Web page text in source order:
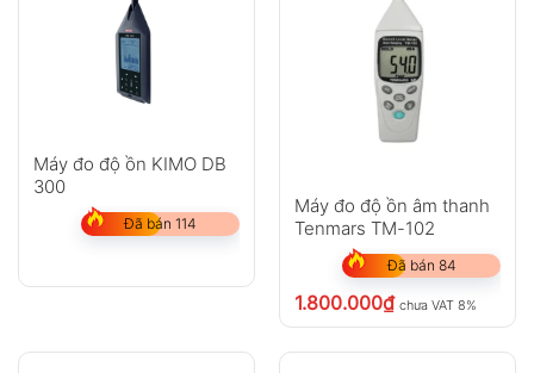
Máy đo độ ồn KIMO DB
300
Đã bán 114
Máy đo độ ồn âm thanh
Tenmars TM-102
Đã bán 84
1.800.000₫ chưa VAT 8%